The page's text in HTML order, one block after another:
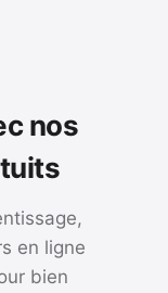
nos
en ligne
bien